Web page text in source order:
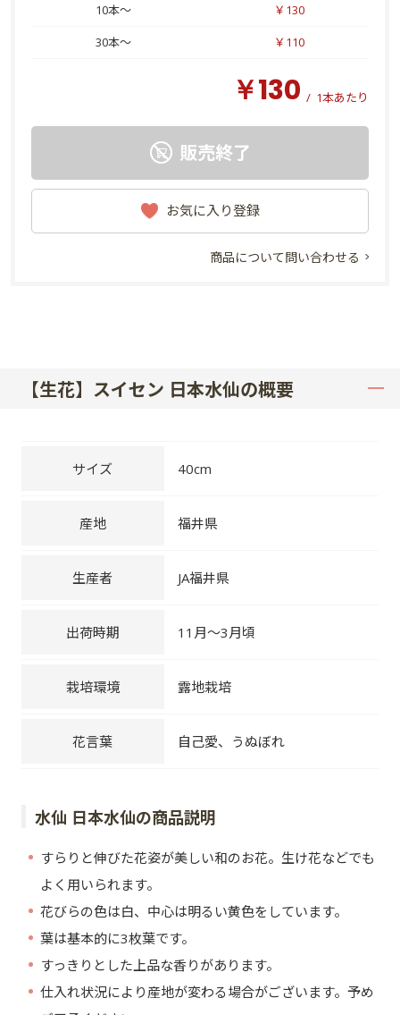
10本～
￥130
30本～
￥110
￥130 / 1本あたり
販売終了
お気に入り登録
商品について問い合わせる
【生花】スイセン 日本水仙の概要
サイズ 40cm
産地 福井県
生産者 JA福井県
出荷時期 11月～3月頃
栽培環境 露地栽培
花言葉 自己愛、うぬぼれ
水仙 日本水仙の商品説明
すらりと伸びた花姿が美しい和のお花。生け花などでも
よく用いられます。
花びらの色は白、中心は明るい黄色をしています。
葉は基本的に3枚葉です。
すっきりとした上品な香りがあります。
仕入れ状況により産地が変わる場合がございます。予め